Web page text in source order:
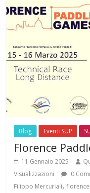
Blog Eventi SUP
Florence
11 Gennaio 2025
Visualizzazioni
0
Filippo Mercuriali,